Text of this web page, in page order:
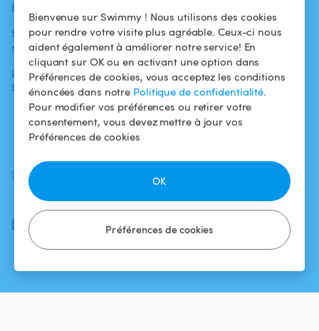
Bienvenue sur Swimmy ! Nous utilisons des cookies
pour rendre votre visite plus agréable. Ceux-ci nous
aident également à améliorer notre service! En
cliquant sur OK ou en activant une option dans
Préférences de cookies, vous acceptez les conditions
énoncées dans notre Politique de confidentialité.
Pour modifier vos préférences ou retirer votre
consentement, vous devez mettre à jour vos
Préférences de cookies
Préférences de cookies
OK
Blog
Swimmy dans les
médias
L'aventure
Swimmy
baigneurs
Pour les
propriétaires
Louer ma piscine
Comment ça
marche ?
Conditions
d'utilisation
Politique de
confidentialité
Mentions légales
SUIVEZ-NOUS
Facebook
Instagram